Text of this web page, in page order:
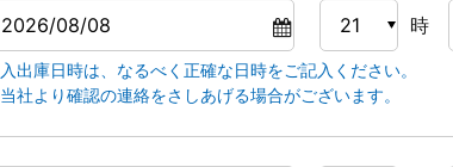
時
入出庫日時は、なるべく正確な日時をご記入ください。
当社より確認の連絡をさしあげる場合がございます。